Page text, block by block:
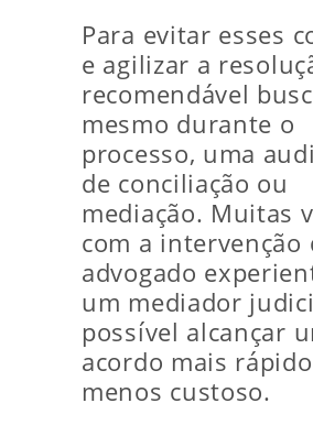
Para evitar esses
e agilizar a
recomendável
mesmo durante o
processo, uma
de conciliação ou
mediação. Muitas
com a intervenção
advogado
um mediador
possível alcançar
acordo mais
menos custoso.